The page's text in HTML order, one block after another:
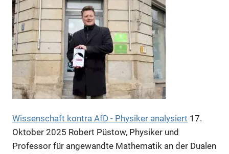
Anzeige
Anzeige
Wissenschaft kontra AfD - Physiker analysiert 17.
Oktober 2025 Robert Püstow, Physiker und
Professor für angewandte Mathematik an der Dualen